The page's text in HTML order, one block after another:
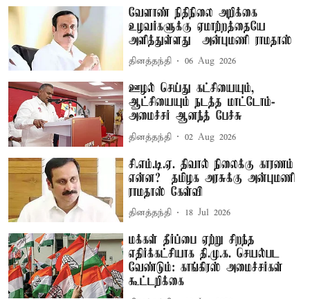
வேளாண் நிதிநிலை அறிக்கை
உழவர்களுக்கு ஏமாற்றத்தையே
அளித்துள்ளது – அன்புமணி ராமதாஸ்
தினத்தந்தி 06 Aug 2026
ஊழல் செய்து கட்சியையும்,
ஆட்சியையும் நடத்த மாட்டோம்-
அமைச்சர் ஆனந்த் பேச்சு
தினத்தந்தி 02 Aug 2026
சி.எம்.டி.ஏ. திவால் நிலைக்கு காரணம்
என்ன? – தமிழக அரசுக்கு அன்புமணி
ராமதாஸ் கேள்வி
தினத்தந்தி 18 Jul 2026
மக்கள் தீர்ப்பை ஏற்று சிறந்த
எதிர்க்கட்சியாக தி.மு.க. செயல்பட
வேண்டும்: காங்கிரஸ் அமைச்சர்கள்
கூட்டறிக்கை